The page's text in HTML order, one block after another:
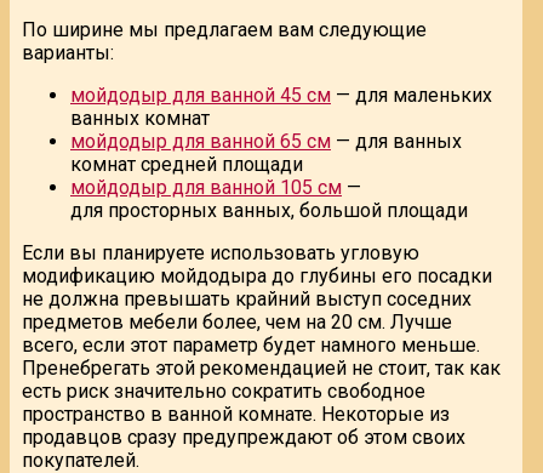
По ширине мы предлагаем вам следующие
варианты:
мойдодыр для ванной 45 см — для маленьких
ванных комнат
мойдодыр для ванной 65 см — для ванных
комнат средней площади
мойдодыр для ванной 105 см —
для просторных ванных, большой площади
Если вы планируете использовать угловую
модификацию мойдодыра до глубины его посадки
не должна превышать крайний выступ соседних
предметов мебели более, чем на 20 см. Лучше
всего, если этот параметр будет намного меньше.
Пренебрегать этой рекомендацией не стоит, так как
есть риск значительно сократить свободное
пространство в ванной комнате. Некоторые из
продавцов сразу предупреждают об этом своих
покупателей.